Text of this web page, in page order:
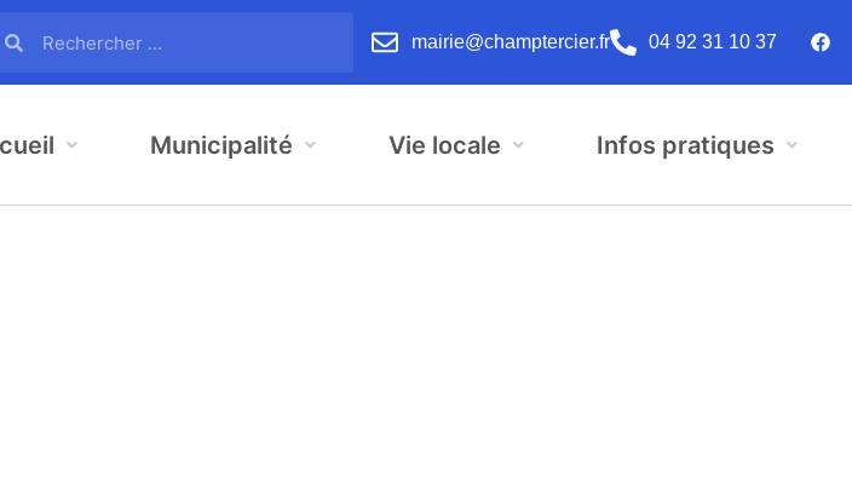
mairie@champtercier.fr 04 92 31 10 37
Municipalité Vie locale Infos pratiques